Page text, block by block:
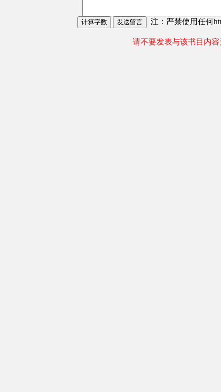
注：严禁使用任何
请不要发表与该书目内